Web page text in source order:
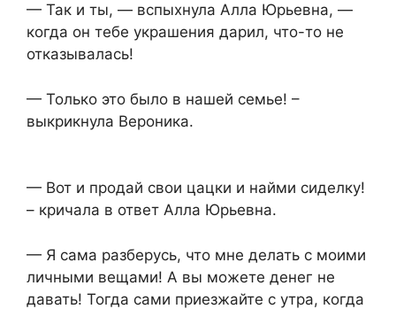
— Так и ты, — вспыхнула Алла Юрьевна, —
когда он тебе украшения дарил, что-то не
отказывалась!
— Только это было в нашей семье! –
выкрикнула Вероника.
— Вот и продай свои цацки и найми сиделку!
– кричала в ответ Алла Юрьевна.
— Я сама разберусь, что мне делать с моими
личными вещами! А вы можете денег не
давать! Тогда сами приезжайте с утра, когда